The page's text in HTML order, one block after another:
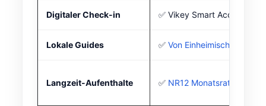
Digitaler Check-in ✅ Vikey Smart Access
Lokale Guides ✅ Von Einheimischen
Langzeit-Aufenthalte ✅ NR12 Monatsraten